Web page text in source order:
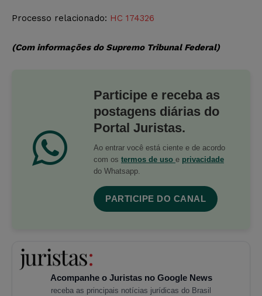
Processo relacionado: HC 174326
(Com informações do Supremo Tribunal Federal)
Participe e receba as
postagens diárias do
Portal Juristas.
Ao entrar você está ciente e de acordo
com os termos de uso e privacidade
do Whatsapp.
PARTICIPE DO CANAL
Acompanhe o Juristas no Google News
receba as principais notícias jurídicas do Brasil